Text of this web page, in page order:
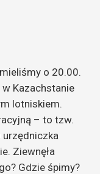
o 20.00.
w Kazachstanie
lotniskiem.
– to tzw.
urzędniczka
Ziewnęła
Gdzie śpimy?